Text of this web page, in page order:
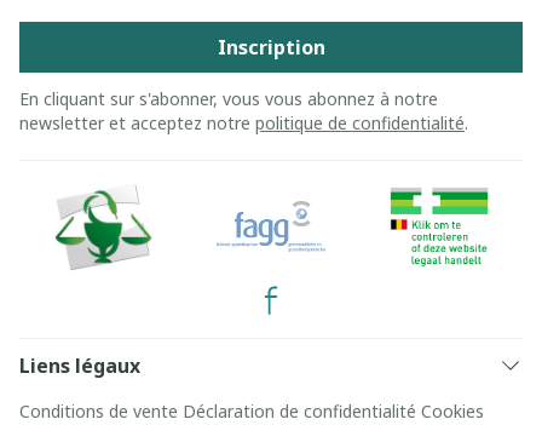
Inscription
En cliquant sur s'abonner, vous vous abonnez à notre
newsletter et acceptez notre politique de confidentialité.
Liens légaux
Conditions de vente Déclaration de confidentialité Cookies